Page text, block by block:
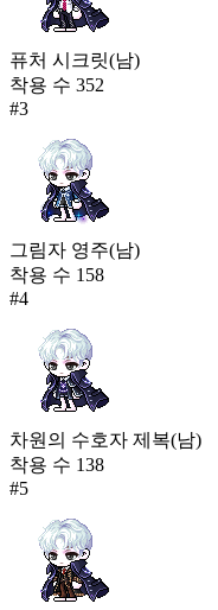
퓨처 시크릿(남)
착용 수 352
#3
그림자 영주(남)
착용 수 158
#4
차원의 수호자 제복(남)
착용 수 138
#5